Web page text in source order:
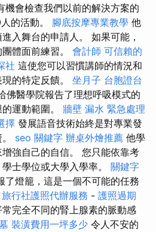
機會檢查我們以前的解決方案的
的活動。 腳底按摩專業教學 他
入舞台的申請人。 如果可能，
體面前練習。 會計師 可信賴的
社 這使您可以習慣講師的情況和
的特定反饋。 坐月子 台胞證台
佛醫學院報告了理想呼吸模式的
運動範圍。 牆壁 漏水 緊急處理
擇 發展語音技術始終是對專業發
seo 關鍵字 辦桌外燴推薦 他學
強自己的自信。 您只能依靠考
士學位或大學入學率。 關鍵字
了燈籠，這是一個不可能的任務
旅行社護照代辦服務 - 護照過期
完全不同的腎上腺素的脈動感
裝潢費用一坪多少 令人不安的